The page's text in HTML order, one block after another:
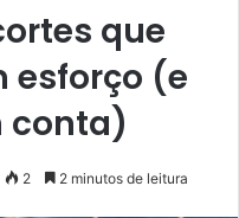
que
esforço (e
conta)
2 2 minutos de leitura